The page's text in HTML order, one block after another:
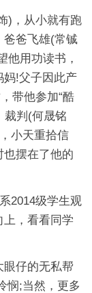
)，从小就有跑
爸爸飞雄(常铖
他用功读书，
!父子因此产
带他参加“酷
裁判(何晟铭
小天重拾信
也摆在了他的
2014级学生观
上，看看同学
眼仔的无私帮
悯;当然，更多